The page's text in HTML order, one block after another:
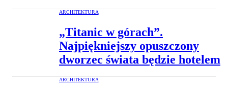
ARCHITEKTURA
„Titanic w górach”.
Najpiękniejszy opuszczony
dworzec świata będzie hotelem
ARCHITEKTURA